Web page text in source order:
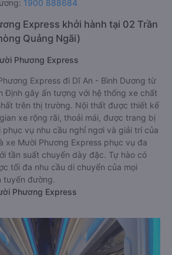
1900 888684
Express khởi hành tại 02 Trần
Quảng Ngãi)
Phương Express
Express đi Dĩ An - Bình Dương từ
Định gây ấn tượng với hệ thống xe chất
trên thị trường. Nội thất được thiết kế
xe rộng rãi, thoải mái, được trang bị
vụ nhu cầu nghỉ ngơi và giải trí của
xe Mười Phương Express phục vụ đa
tần suất chuyến dày đặc. Tự hào có
tối đa nhu cầu di chuyển của mọi
tuyến đường.
Phương Express